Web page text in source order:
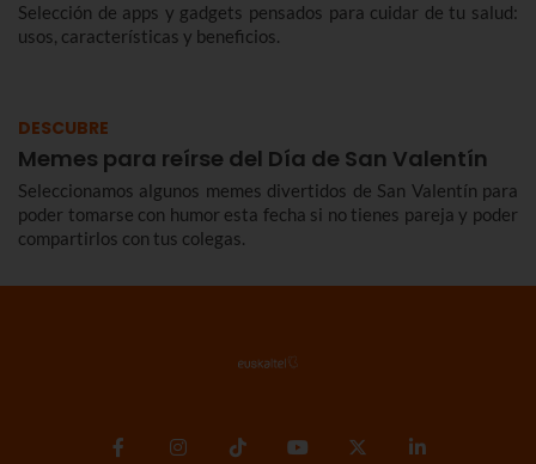
Selección de apps y gadgets pensados para cuidar de tu salud:
usos, características y beneficios.
DESCUBRE
Memes para reírse del Día de San Valentín
Seleccionamos algunos memes divertidos de San Valentín para
poder tomarse con humor esta fecha si no tienes pareja y poder
compartirlos con tus colegas.